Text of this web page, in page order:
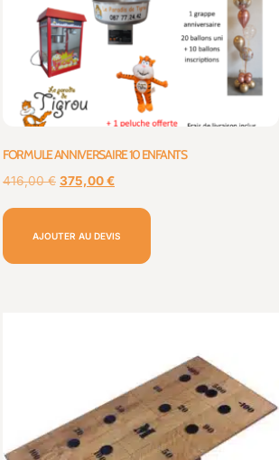
FORMULE ANNIVERSAIRE 10 ENFANTS
416,00€ 375,00€
AJOUTER AU DEVIS